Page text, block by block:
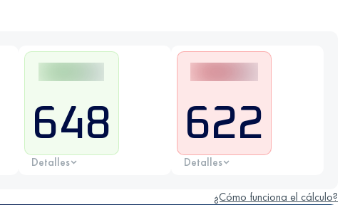
648
Detalles
622
Detalles
¿Cómo funciona el cálculo?